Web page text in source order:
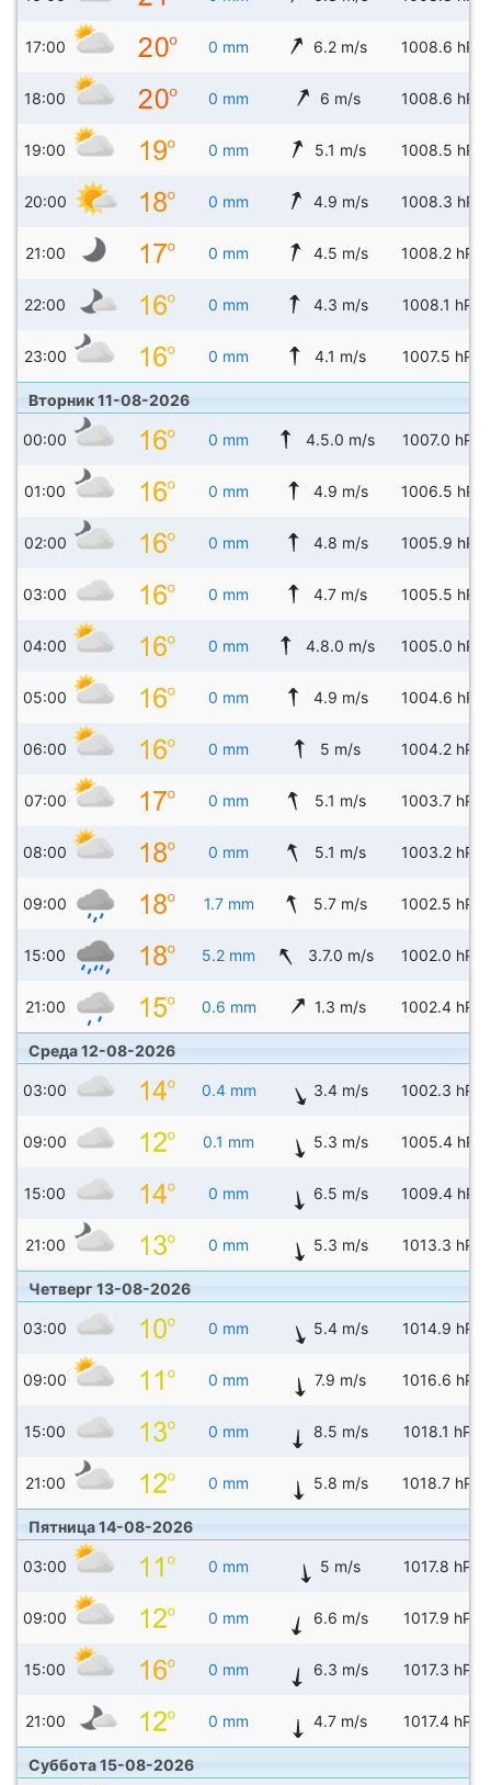
17:00 0 mm 6.2 m/s 1008.6 hPa
18:00 0 mm 6 m/s 1008.6 hPa
19:00 0 mm 5.1 m/s 1008.5 hPa
20:00 0 mm 4.9 m/s 1008.3 hPa
21:00 0 mm 4.5 m/s 1008.2 hPa
22:00 0 mm 4.3 m/s 1008.1 hPa
23:00 0 mm 4.1 m/s 1007.5 hPa
Вторник 11-08-2026
00:00 0 mm 4.5.0 m/s 1007.0 hPa
01:00 0 mm 4.9 m/s 1006.5 hPa
02:00 0 mm 4.8 m/s 1005.9 hPa
03:00 0 mm 4.7 m/s 1005.5 hPa
04:00 0 mm 4.8.0 m/s 1005.0 hPa
05:00 0 mm 4.9 m/s 1004.6 hPa
06:00 0 mm 5 m/s 1004.2 hPa
07:00 0 mm 5.1 m/s 1003.7 hPa
08:00 0 mm 5.1 m/s 1003.2 hPa
09:00 1.7 mm 5.7 m/s 1002.5 hPa
15:00 5.2 mm 3.7.0 m/s 1002.0 hPa
21:00 0.6 mm 1.3 m/s 1002.4 hPa
Среда 12-08-2026
03:00 0.4 mm 3.4 m/s 1002.3 hPa
09:00 0.1 mm 5.3 m/s 1005.4 hPa
15:00 0 mm 6.5 m/s 1009.4 hPa
21:00 0 mm 5.3 m/s 1013.3 hPa
Четверг 13-08-2026
03:00 0 mm 5.4 m/s 1014.9 hPa
09:00 0 mm 7.9 m/s 1016.6 hPa
15:00 0 mm 8.5 m/s 1018.1 hPa
21:00 0 mm 5.8 m/s 1018.7 hPa
Пятница 14-08-2026
03:00 0 mm 5 m/s 1017.8 hPa
09:00 0 mm 6.6 m/s 1017.9 hPa
15:00 0 mm 6.3 m/s 1017.3 hPa
21:00 0 mm 4.7 m/s 1017.4 hPa
Суббота 15-08-2026